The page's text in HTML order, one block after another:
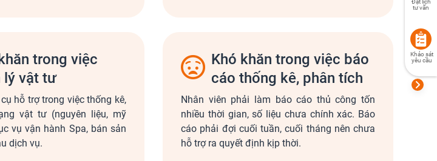
trong việc
lý vật tư
hỗ trợ trong việc thống kê,
vật tư (nguyên liệu, mỹ
vụ vận hành Spa, bán sản
dịch vụ.
Khó khăn trong việc báo
cáo thống kê, phân tích
Nhân viên phải làm báo cáo thủ công tốn
nhiều thời gian, số liệu chưa chính xác. Báo
cáo phải đợi cuối tuần, cuối tháng nên chưa
hỗ trợ ra quyết định kịp thời.
Đặt lịch
tư vấn
Khảo sát
yêu cầu